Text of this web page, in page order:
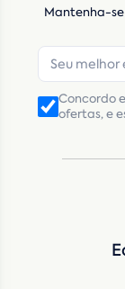
Mantenha-
Concordo
ofertas, e
E-mail*
Número de
CNPJ
CNPJ da